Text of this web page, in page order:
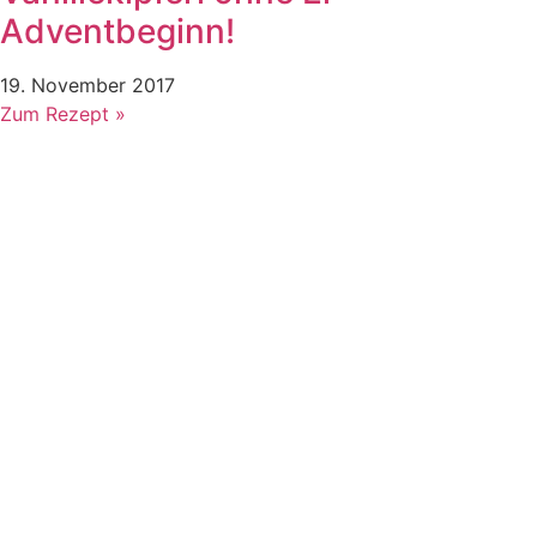
Adventbeginn!
19. November 2017
Zum Rezept »